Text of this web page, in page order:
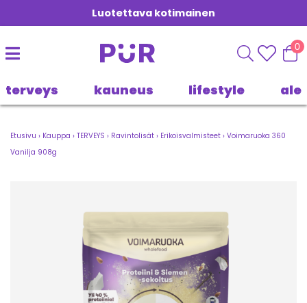
Luotettava kotimainen
0
terveys kauneus lifestyle ale
Etusivu › Kauppa › TERVEYS › Ravintolisät › Erikoisvalmisteet › Voimaruoka 360
Vanilja 908g